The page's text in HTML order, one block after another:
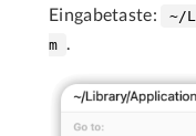
Eingabetaste:
~/
m